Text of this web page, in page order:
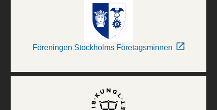
Föreningen Stockholms Företagsminnen